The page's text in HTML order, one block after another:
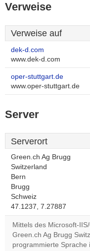
Verweise
Verweise auf
dek-d.com
www.dek-d.com
oper-stuttgart.de
www.oper-stuttgart.de
Server
Serverort
Green.ch Ag Brugg
Switzerland
Bern
Brugg
Schweiz
47.1237, 7.27887
Mittels des Microsoft-
Green.ch Ag Brugg
programmierte Sprache